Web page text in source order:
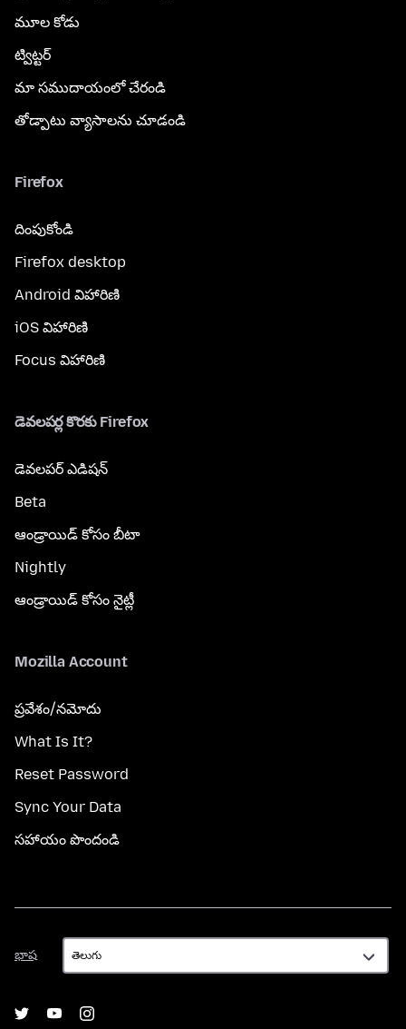
మూల కోడు
ట్విట్టర్
మా సముదాయంలో చేరండి
తోడ్పాటు వ్యాసాలను చూడండి
Firefox
దింపుకోండి
Firefox desktop
Android విహారిణి
iOS విహారిణి
Focus విహారిణి
డెవలపర్ల కొరకు Firefox
డెవలపర్ ఎడిషన్
Beta
ఆండ్రాయిడ్ కోసం బీటా
Nightly
ఆండ్రాయిడ్ కోసం నైట్లీ
Mozilla Account
ప్రవేశం/నమోదు
What Is It?
Reset Password
Sync Your Data
సహాయం పొందండి
భాష
భాష